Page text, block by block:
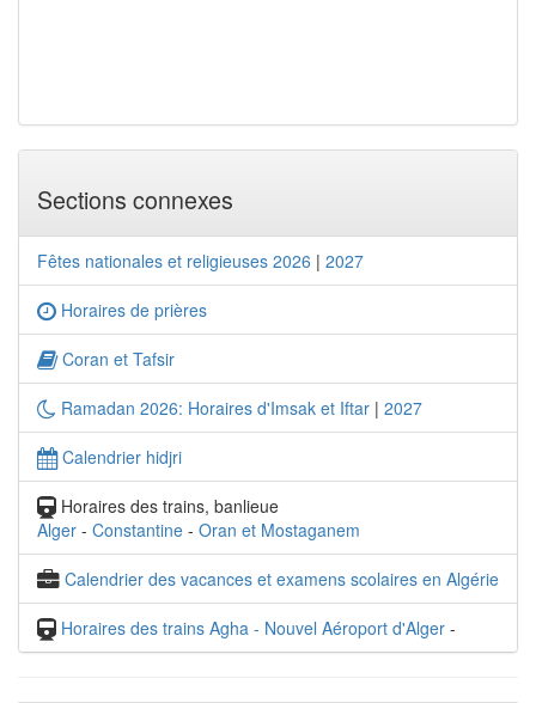
Sections connexes
Fêtes nationales et religieuses 2026 | 2027
Horaires de prières
Coran et Tafsir
Ramadan 2026: Horaires d'Imsak et Iftar | 2027
Calendrier hidjri
Horaires des trains, banlieue
Alger - Constantine - Oran et Mostaganem
Calendrier des vacances et examens scolaires en Algérie
Horaires des trains Agha - Nouvel Aéroport d'Alger -